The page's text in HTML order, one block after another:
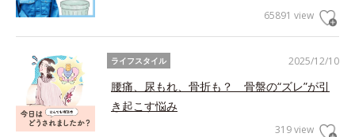
65891 view
2025/12/10
ライフスタイル
腰痛、尿もれ、骨折も？ 骨盤の“ズレ”が引
き起こす悩み
319 view